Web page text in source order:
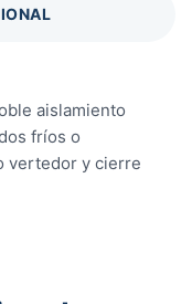
aislamiento
fríos o
vertedor y cierre